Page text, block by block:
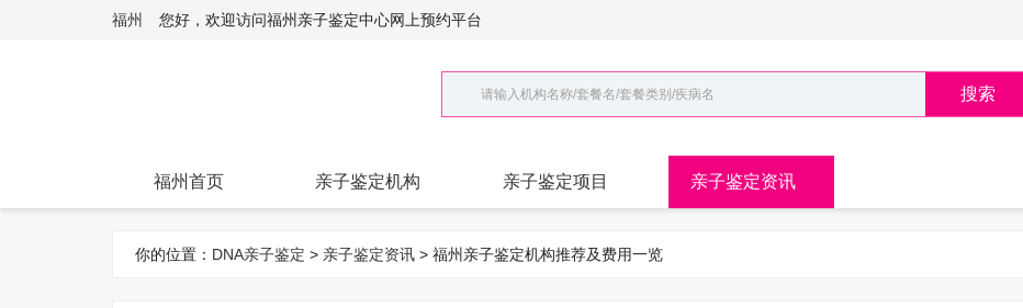
福州 您好，欢迎访问福州亲子鉴定中心网上预约平台
搜索
福州首页 亲子鉴定机构 亲子鉴定项目 亲子鉴定资讯
你的位置： DNA亲子鉴定 > 亲子鉴定资讯 > 福州亲子鉴定机构推荐及费用一览